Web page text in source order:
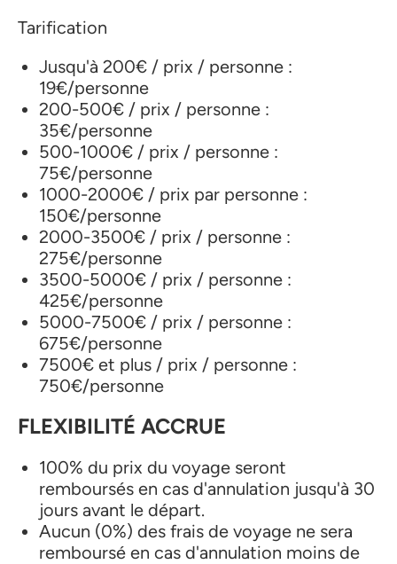
Tarification
Jusqu'à 200€ / prix / personne :
19€/personne
200-500€ / prix / personne :
35€/personne
500-1000€ / prix / personne :
75€/personne
1000-2000€ / prix par personne :
150€/personne
2000-3500€ / prix / personne :
275€/personne
3500-5000€ / prix / personne :
425€/personne
5000-7500€ / prix / personne :
675€/personne
7500€ et plus / prix / personne :
750€/personne
FLEXIBILITÉ ACCRUE
100% du prix du voyage seront
remboursés en cas d'annulation jusqu'à 30
jours avant le départ.
Aucun (0%) des frais de voyage ne sera
remboursé en cas d'annulation moins de